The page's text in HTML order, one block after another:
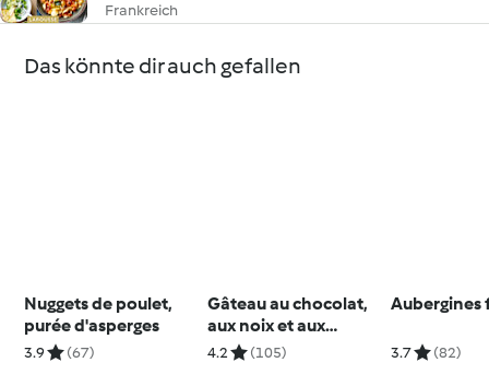
Frankreich
Das könnte dir auch gefallen
Nuggets de poulet,
purée d'asperges
3.9 (67)
Gâteau au chocolat,
aux noix et aux
bananes
4.2 (105)
Aubergines
3.7 (82)